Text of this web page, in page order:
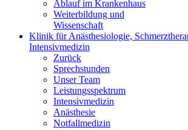
Ablauf im Krankenhaus
Weiterbildung und
Wissenschaft
Klinik für Anästhesiologie,
Intensivmedizin
Zurück
Sprechstunden
Unser Team
Leistungsspektrum
Intensivmedizin
Anästhesie
Notfallmedizin